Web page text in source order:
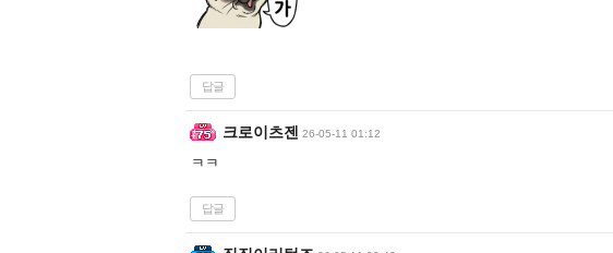
답글
크로이츠젠 26-05-11 01:12
ㅋㅋ
답글